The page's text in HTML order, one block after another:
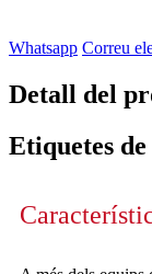
Whatsapp Correu
Detall del
Etiquetes